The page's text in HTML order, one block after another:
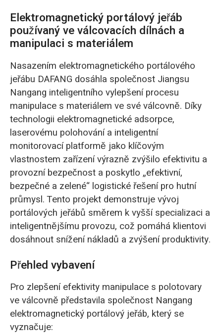
Elektromagnetický portálový jeřáb
používaný ve válcovacích dílnách a
manipulaci s materiálem
Nasazením elektromagnetického portálového
jeřábu DAFANG dosáhla společnost Jiangsu
Nangang inteligentního vylepšení procesu
manipulace s materiálem ve své válcovně. Díky
technologii elektromagnetické adsorpce,
laserovému polohování a inteligentní
monitorovací platformě jako klíčovým
vlastnostem zařízení výrazně zvýšilo efektivitu a
provozní bezpečnost a poskytlo „efektivní,
bezpečné a zelené“ logistické řešení pro hutní
průmysl. Tento projekt demonstruje vývoj
portálových jeřábů směrem k vyšší specializaci a
inteligentnějšímu provozu, což pomáhá klientovi
dosáhnout snížení nákladů a zvýšení produktivity.
Přehled vybavení
Pro zlepšení efektivity manipulace s polotovary
ve válcovně představila společnost Nangang
elektromagnetický portálový jeřáb, který se
vyznačuje: